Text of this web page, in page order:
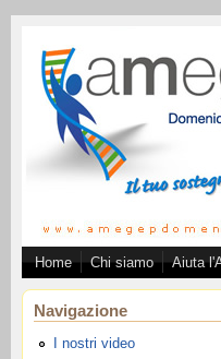
Home Chi siamo Aiuta
Navigazione
I nostri video